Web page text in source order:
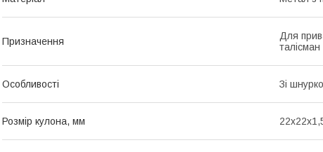
Призначення
Для
талісман
Особливості Зі
Розмір кулона, мм